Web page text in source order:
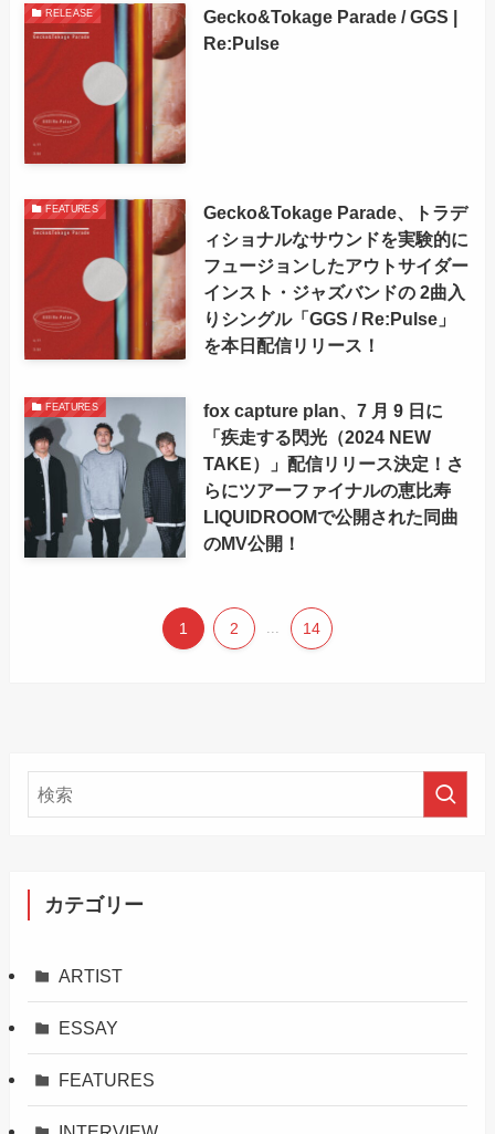
RELEASE
Gecko&Tokage Parade / GGS |
Re:Pulse
FEATURES
Gecko&Tokage Parade、トラデ
ィショナルなサウンドを実験的に
フュージョンしたアウトサイダー
インスト・ジャズバンドの 2曲入
りシングル「GGS / Re:Pulse」
を本日配信リリース！
FEATURES
fox capture plan、7 月 9 日に
「疾走する閃光（2024 NEW
TAKE）」配信リリース決定！さ
らにツアーファイナルの恵比寿
LIQUIDROOMで公開された同曲
のMV公開！
1 2 14
カテゴリー
ARTIST
ESSAY
FEATURES